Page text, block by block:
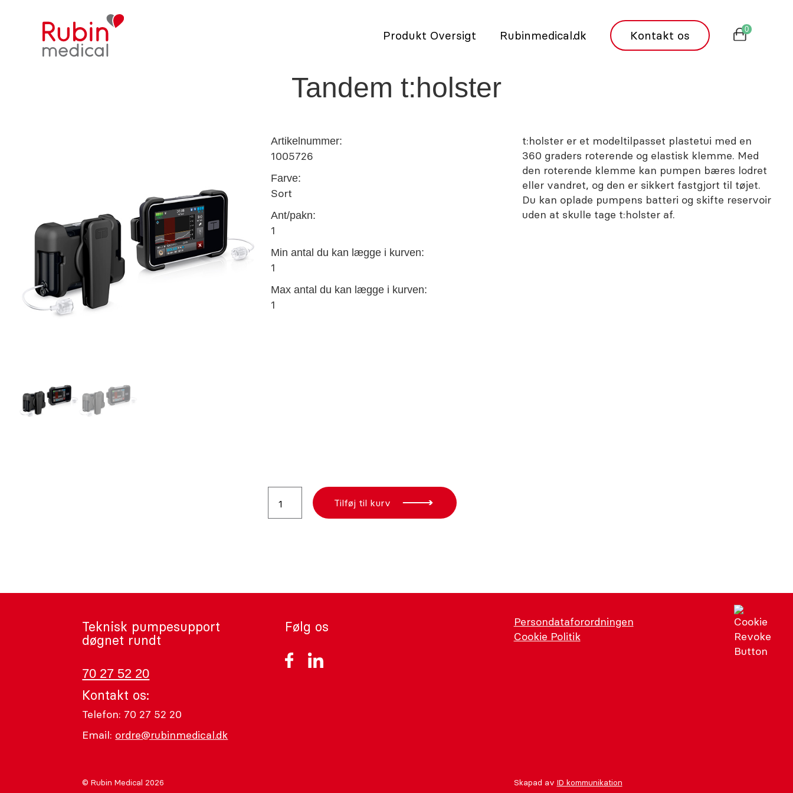
Produkt Oversigt Rubinmedical.dk Kontakt os 0
Tandem t:holster
Artikelnummer:
1005726
Farve:
Sort
Ant/pakn:
1
Min antal du kan lægge i kurven:
1
Max antal du kan lægge i kurven:
1
t:holster er et modeltilpasset plastetui med en
360 graders roterende og elastisk klemme. Med
den roterende klemme kan pumpen bæres lodret
eller vandret, og den er sikkert fastgjort til tøjet.
Du kan oplade pumpens batteri og skifte reservoir
uden at skulle tage t:holster af.
t:holster
antal
Tilføj til kurv
Teknisk pumpesupport
døgnet rundt
70 27 52 20
Kontakt os:
Telefon: 70 27 52 20
Email: ordre@rubinmedical.dk
Følg os
Persondataforordningen
Cookie Politik
© Rubin Medical 2026 Skapad av ID kommunikation